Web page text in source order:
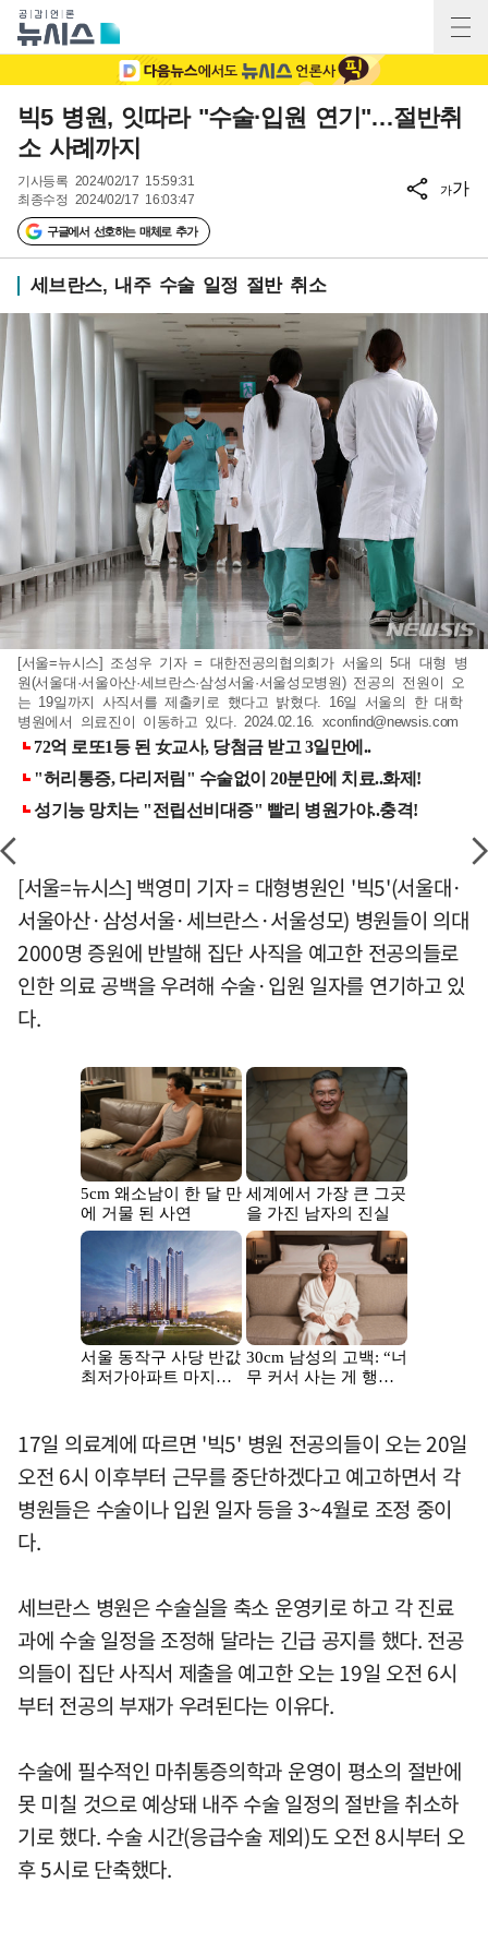
빅5 병원, 잇따라 "수술·입원 연기"…절반취
소 사례까지
기사등록 2024/02/17 15:59:31
최종수정 2024/02/17 16:03:47
구글에서 선호하는 매체로 추가
가가
세브란스, 내주 수술 일정 절반 취소
[서울=뉴시스] 조성우 기자 = 대한전공의협의회가 서울의 5대 대형 병
원(서울대·서울아산·세브란스·삼성서울·서울성모병원) 전공의 전원이 오
는 19일까지 사직서를 제출키로 했다고 밝혔다. 16일 서울의 한 대학
병원에서 의료진이 이동하고 있다. 2024.02.16. xconfind@newsis.com
[서울=뉴시스] 백영미 기자 = 대형병원인 '빅5'(서울대·
서울아산·삼성서울·세브란스·서울성모) 병원들이 의대
2000명 증원에 반발해 집단 사직을 예고한 전공의들로
인한 의료 공백을 우려해 수술·입원 일자를 연기하고 있
다.
17일 의료계에 따르면 '빅5' 병원 전공의들이 오는 20일
오전 6시 이후부터 근무를 중단하겠다고 예고하면서 각
병원들은 수술이나 입원 일자 등을 3~4월로 조정 중이
다.
세브란스 병원은 수술실을 축소 운영키로 하고 각 진료
과에 수술 일정을 조정해 달라는 긴급 공지를 했다. 전공
의들이 집단 사직서 제출을 예고한 오는 19일 오전 6시
부터 전공의 부재가 우려된다는 이유다.
수술에 필수적인 마취통증의학과 운영이 평소의 절반에
못 미칠 것으로 예상돼 내주 수술 일정의 절반을 취소하
기로 했다. 수술 시간(응급수술 제외)도 오전 8시부터 오
후 5시로 단축했다.